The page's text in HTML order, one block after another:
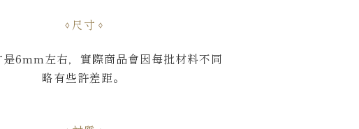
尺寸
6mm左右， 實際商品會因每批材料不同
略有些許差距。